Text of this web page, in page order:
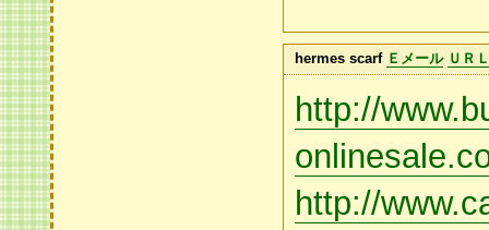
hermes scarf Ｅメール ＵＲＬ
http://
http://